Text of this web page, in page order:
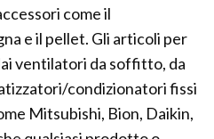
come il
e il pellet. Gli articoli per
ventilatori da soffitto, da
condizionatori fissi
Mitsubishi, Bion, Daikin,